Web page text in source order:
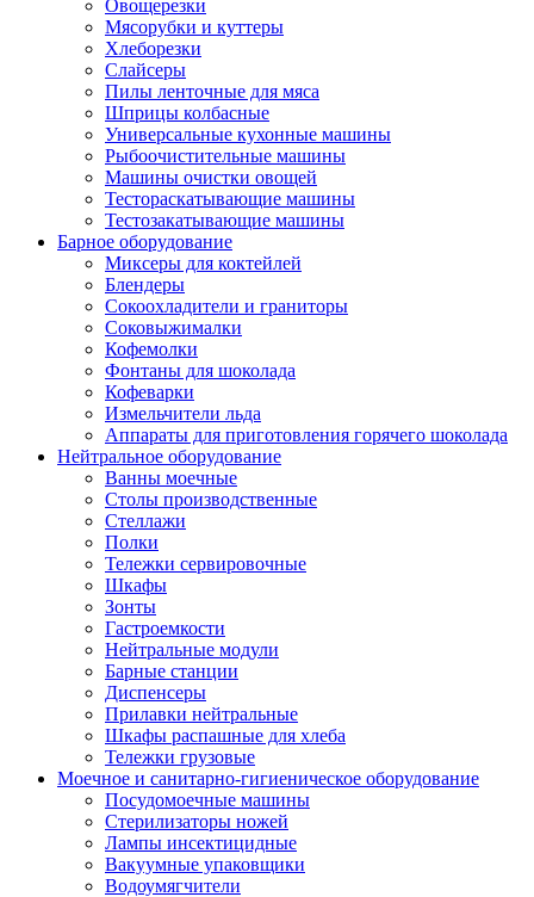
Овощерезки
Мясорубки и куттеры
Хлеборезки
Слайсеры
Пилы ленточные для мяса
Шприцы колбасные
Универсальные кухонные машины
Рыбоочистительные машины
Машины очистки овощей
Тестораскатывающие машины
Тестозакатывающие машины
Барное оборудование
Миксеры для коктейлей
Блендеры
Сокоохладители и граниторы
Соковыжималки
Кофемолки
Фонтаны для шоколада
Кофеварки
Измельчители льда
Аппараты для приготовления горячего шоколада
Нейтральное оборудование
Ванны моечные
Столы производственные
Стеллажи
Полки
Тележки сервировочные
Шкафы
Зонты
Гастроемкости
Нейтральные модули
Барные станции
Диспенсеры
Прилавки нейтральные
Шкафы распашные для хлеба
Тележки грузовые
Моечное и санитарно-гигиеническое оборудование
Посудомоечные машины
Стерилизаторы ножей
Лампы инсектицидные
Вакуумные упаковщики
Водоумягчители